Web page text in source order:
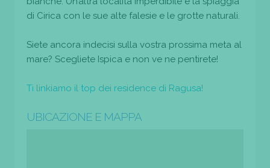
di Cirica con le sue alte falesie e le grotte naturali.
Siete ancora indecisi sulla vostra prossima meta al
mare? Scegliete Ispica e non ve ne pentirete!
Ti linkiamo il top dei residence di Ragusa!
UBICAZIONE E MAPPA